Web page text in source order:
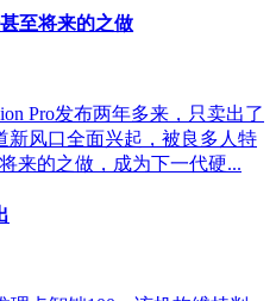
至将来的之做
Pro发布两年多来，只卖出了
新风口全面兴起，被良多人特
来的之做，成为下一代硬...